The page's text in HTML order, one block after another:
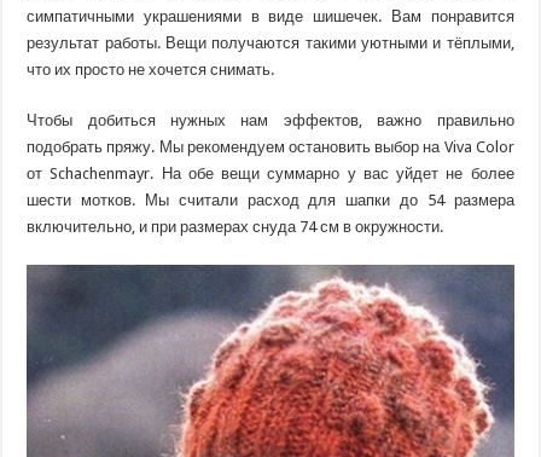
симпатичными украшениями в виде шишечек. Вам понравится
результат работы. Вещи получаются такими уютными и тёплыми,
что их просто не хочется снимать.
Чтобы добиться нужных нам эффектов, важно правильно
подобрать пряжу. Мы рекомендуем остановить выбор на Viva Color
от Schachenmayr. На обе вещи суммарно у вас уйдет не более
шести мотков. Мы считали расход для шапки до 54 размера
включительно, и при размерах снуда 74 см в окружности.